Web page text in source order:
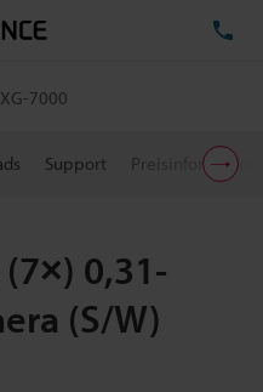
7000
Support
0,31-
(S/W)